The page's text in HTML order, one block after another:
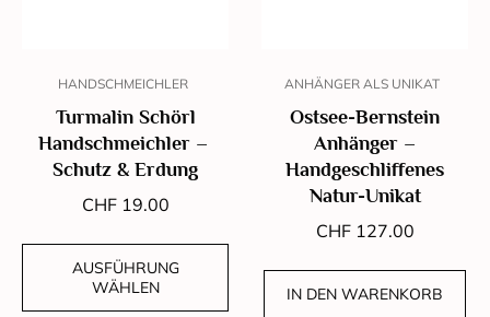
HANDSCHMEICHLER
Turmalin Schörl
Handschmeichler –
Schutz & Erdung
CHF19.00
AUSFÜHRUNG
WÄHLEN
ANHÄNGER ALS UNIKAT
Ostsee-Bernstein
Anhänger –
Handgeschliffenes
Natur-Unikat
CHF127.00
IN DEN WARENKORB